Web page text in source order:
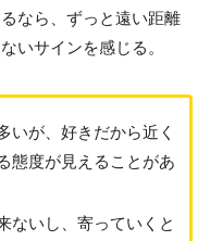
なら、ずっと遠い距離
いサインを感じる。
いが、好きだから近く
態度が見えることがあ
ないし、寄っていくと